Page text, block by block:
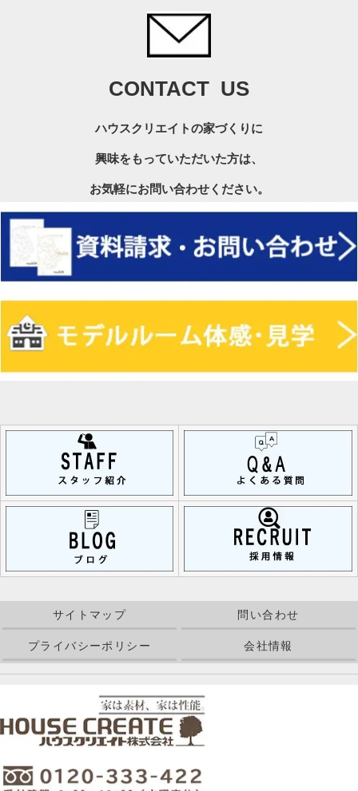
CONTACT US
ハウスクリエイトの家づくりに
興味をもっていただいた方は、
お気軽にお問い合わせください。
サイトマップ 問い合わせ
プライバシーポリシー 会社情報